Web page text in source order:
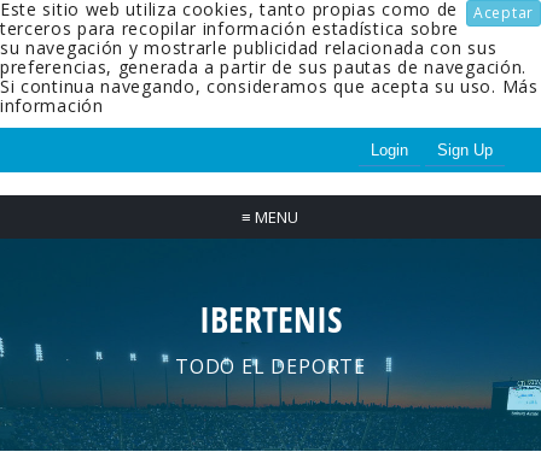
Aceptar
Este sitio web utiliza cookies, tanto propias como de
terceros para recopilar información estadística sobre
su navegación y mostrarle publicidad relacionada con sus
preferencias, generada a partir de sus pautas de navegación.
Si continua navegando, consideramos que acepta su uso. Más
información
Login Sign Up
≡ MENU
IBERTENIS
TODO EL DEPORTE